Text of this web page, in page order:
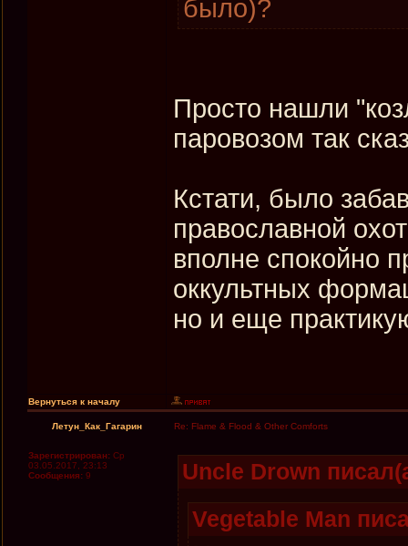
было)?
Просто нашли
паровозом так
Кстати, было
православной
вполне спокойно
оккультных
но и еще
Вернуться к началу
Летун_Как_Гагарин Re: Flame & Flood & Other Comforts
Зарегистрирован: Ср
03.05.2017, 23:13
Сообщения: 9
Uncle Drown
Vegetable Man